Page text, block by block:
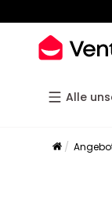
Alle